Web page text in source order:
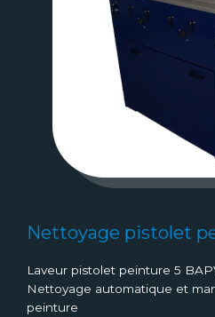
Nettoyage pistolet
Laveur pistolet peinture 5
Nettoyage automatique et
peinture